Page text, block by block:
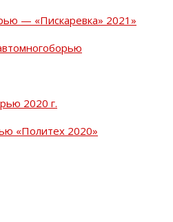
— «Пискаревка» 2021»
2020 г.
«Политех 2020»